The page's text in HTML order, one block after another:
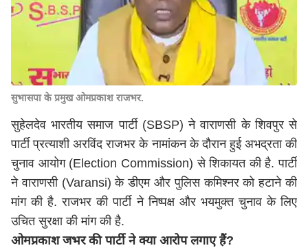
सुभासपा के प्रमुख ओमप्रकाश राजभर.
सुहेलदेव भारतीय समाज पार्टी (SBSP) ने वाराणसी के शिवपुर से
पार्टी प्रत्याशी अरविंद राजभर के नामांकन के दौरान हुई अभद्रता की
चुनाव आयोग (Election Commission) से शिकायत की है. पार्टी
ने वाराणसी (Varansi) के डीएम और पुलिस कमिश्नर को हटाने की
मांग की है. राजभर की पार्टी ने निष्पक्ष और भयमुक्त चुनाव के लिए
उचित सुरक्षा की मांग की है.
ओमप्रकाश जभर की पार्टी ने क्या आरोप लगाए हैं?